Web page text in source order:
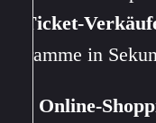
Ticket-
Programme in
Online-